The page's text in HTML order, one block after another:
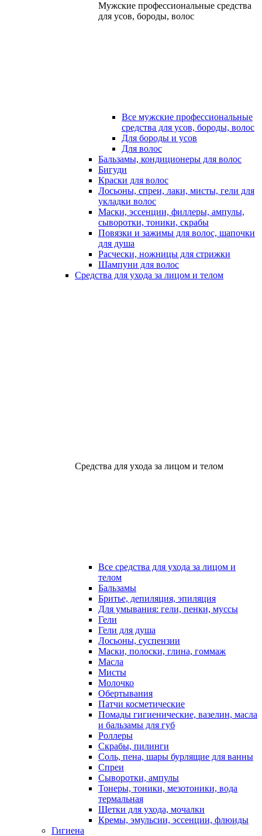
Мужские профессиональные средства
для усов, бороды, волос
Все мужские профессиональные
средства для усов, бороды, волос
Для бороды и усов
Для волос
Бальзамы, кондиционеры для волос
Бигуди
Краски для волос
Лосьоны, спреи, лаки, мисты, гели для
укладки волос
Маски, эссенции, филлеры, ампулы,
сыворотки, тоники, скрабы
Повязки и зажимы для волос, шапочки
для душа
Расчески, ножницы для стрижки
Шампуни для волос
Средства для ухода за лицом и телом
Средства для ухода за лицом и телом
Все средства для ухода за лицом и
телом
Бальзамы
Бритье, депиляция, эпиляция
Для умывания: гели, пенки, муссы
Гели
Гели для душа
Лосьоны, суспензии
Маски, полоски, глина, гоммаж
Масла
Мисты
Молочко
Обертывания
Патчи косметические
Помады гигиенические, вазелин, масла
и бальзамы для губ
Роллеры
Скрабы, пилинги
Соль, пена, шары бурлящие для ванны
Спреи
Сыворотки, ампулы
Тонеры, тоники, мезотоники, вода
термальная
Щетки для ухода, мочалки
Кремы, эмульсии, эссенции, флюиды
Гигиена